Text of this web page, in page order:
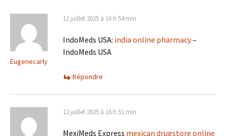
Eugenecarly
12 juillet 2025 à 16 h 54 min
IndoMeds USA: india online pharmacy–
IndoMeds USA
Répondre
12 juillet 2025 à 16 h 51 min
MexiMeds Express mexican drugstore online